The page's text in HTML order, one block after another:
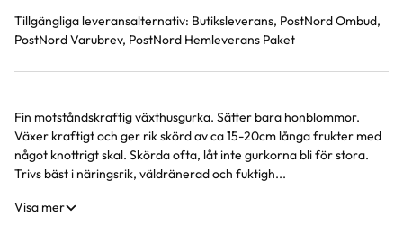
Tillgängliga leveransalternativ: Butiksleverans, PostNord Ombud,
PostNord Varubrev, PostNord Hemleverans Paket
Produktinformation
Fin motståndskraftig växthusgurka. Sätter bara honblommor.
Växer kraftigt och ger rik skörd av ca 15-20cm långa frukter med
något knottrigt skal. Skörda ofta, låt inte gurkorna bli för stora.
Trivs bäst i näringsrik, väldränerad och fuktigh...
Visa mer